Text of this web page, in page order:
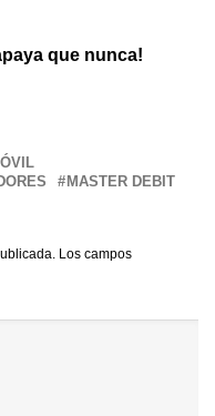
que nunca!
MASTER DEBIT
Los campos